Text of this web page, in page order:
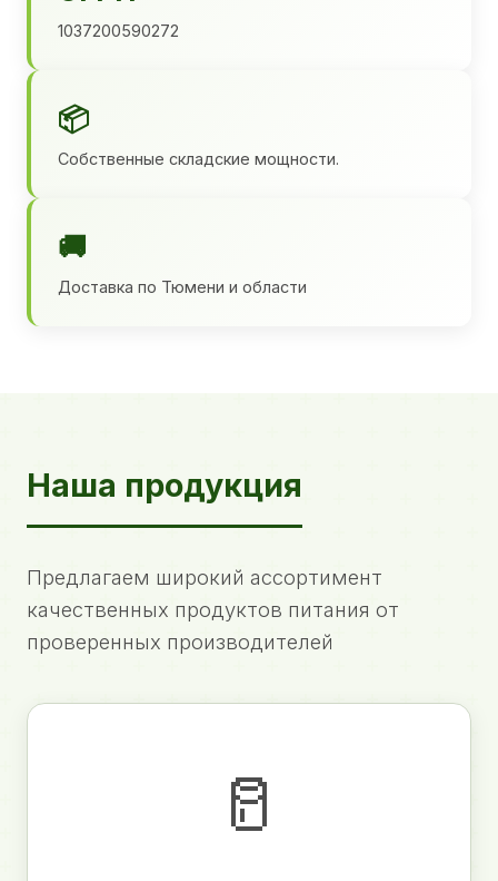
1037200590272
📦
Собственные складские мощности.
🚚
Доставка по Тюмени и области
Наша продукция
Предлагаем широкий ассортимент
качественных продуктов питания от
проверенных производителей
🥛